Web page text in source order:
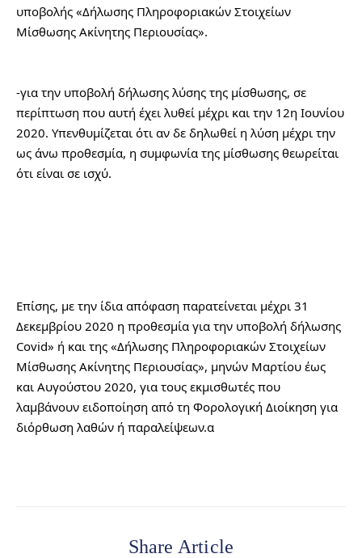
υποβολής «Δήλωσης Πληροφοριακών Στοιχείων
Μίσθωσης Ακίνητης Περιουσίας».
-για την υποβολή δήλωσης λύσης της μίσθωσης, σε
περίπτωση που αυτή έχει λυθεί μέχρι και την 12η Ιουνίου
2020. Υπενθυμίζεται ότι αν δε δηλωθεί η λύση μέχρι την
ως άνω προθεσμία, η συμφωνία της μίσθωσης θεωρείται
ότι είναι σε ισχύ.
Επίσης, με την ίδια απόφαση παρατείνεται μέχρι 31
Δεκεμβρίου 2020 η προθεσμία για την υποβολή δήλωσης
Covid» ή και της «Δήλωσης Πληροφοριακών Στοιχείων
Μίσθωσης Ακίνητης Περιουσίας», μηνών Μαρτίου έως
και Αυγούστου 2020, για τους εκμισθωτές που
λαμβάνουν ειδοποίηση από τη Φορολογική Διοίκηση για
διόρθωση λαθών ή παραλείψεων.α
Share Article